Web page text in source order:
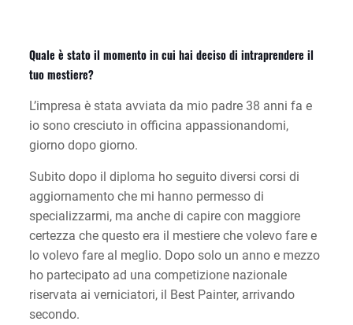
Quale è stato il momento in cui hai deciso di intraprendere il
tuo mestiere?
L’impresa è stata avviata da mio padre 38 anni fa e
io sono cresciuto in officina appassionandomi,
giorno dopo giorno.
Subito dopo il diploma ho seguito diversi corsi di
aggiornamento che mi hanno permesso di
specializzarmi, ma anche di capire con maggiore
certezza che questo era il mestiere che volevo fare e
lo volevo fare al meglio. Dopo solo un anno e mezzo
ho partecipato ad una competizione nazionale
riservata ai verniciatori, il Best Painter, arrivando
secondo.